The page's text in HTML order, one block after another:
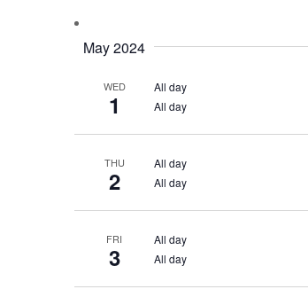
May 2024
WED
1
All day
All day
THU
2
All day
All day
FRI
3
All day
All day